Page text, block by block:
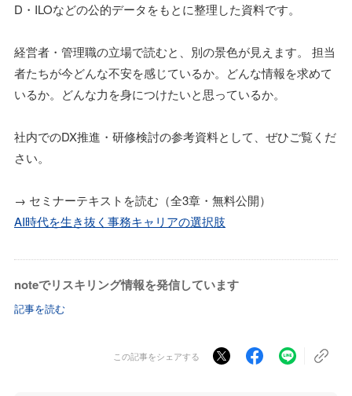
D・ILOなどの公的データをもとに整理した資料です。
経営者・管理職の立場で読むと、別の景色が見えます。 担当
者たちが今どんな不安を感じているか。どんな情報を求めて
いるか。どんな力を身につけたいと思っているか。
社内でのDX推進・研修検討の参考資料として、ぜひご覧くだ
さい。
→ セミナーテキストを読む（全3章・無料公開）
AI時代を生き抜く事務キャリアの選択肢
noteでリスキリング情報を発信しています
記事を読む
この記事をシェアする